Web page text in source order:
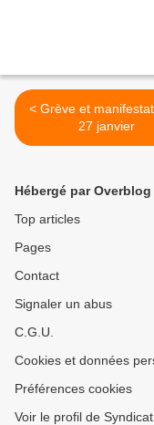
< Grève et manifestation le
27 janvier
Hébergé par Overblog
Top articles
Pages
Contact
Signaler un abus
C.G.U.
Cookies et données
Préférences cookies
Voir le profil de